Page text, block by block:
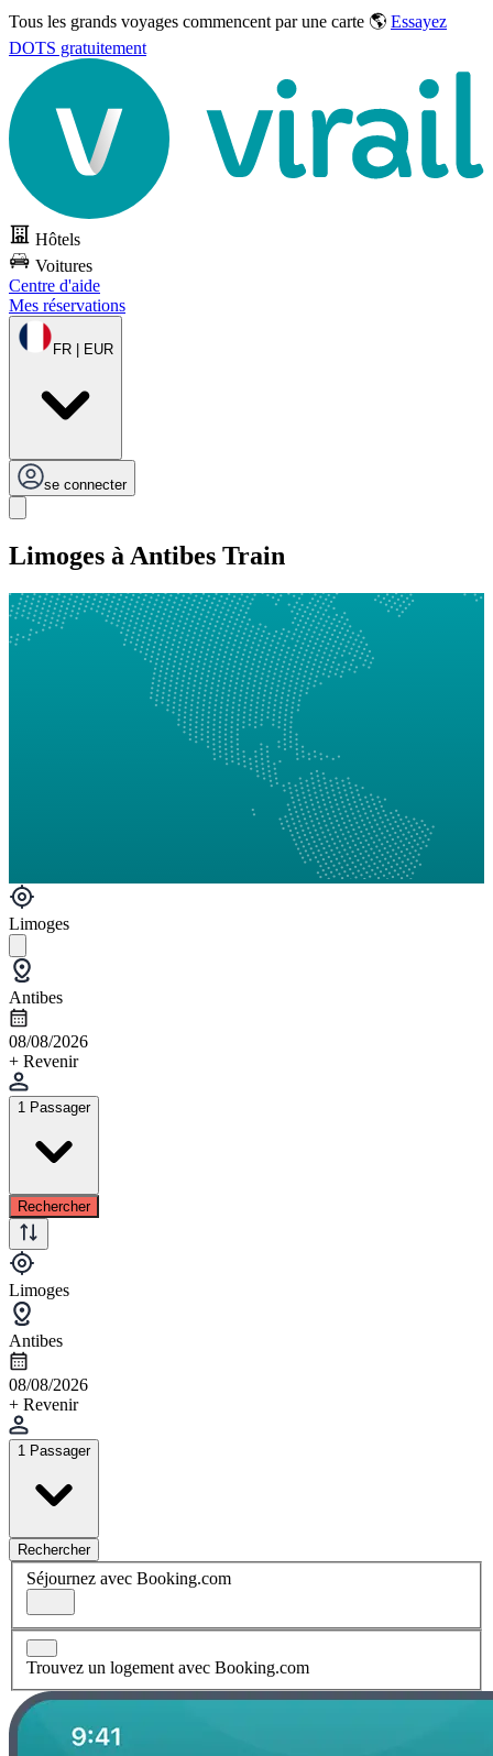
Tous les grands voyages commencent par une carte 🌎 Essayez
DOTS gratuitement
Hôtels
Voitures
Centre d'aide
Mes réservations
FR | EUR
se connecter
Limoges à Antibes Train
Limoges
Antibes
08/08/2026
+ Revenir
1 Passager
Rechercher
Limoges
Antibes
08/08/2026
+ Revenir
1 Passager
Rechercher
Séjournez avec Booking.com
Trouvez un logement avec Booking.com